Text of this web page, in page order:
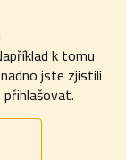
k tomu
jste zjistili